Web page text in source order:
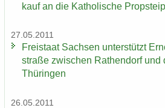
kauf an die Ka­tho­li­sche
27.05.2011
Frei­staat Sach­sen un­ter­stützt
stra­ße zwi­schen Ra­then­dorf und
Thü­rin­gen
26.05.2011